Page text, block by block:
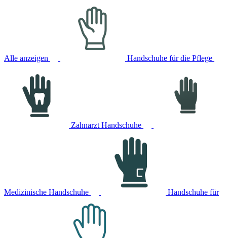
Alle anzeigen Handschuhe für die Pflege
Zahnarzt Handschuhe
Medizinische Handschuhe Handschuhe für